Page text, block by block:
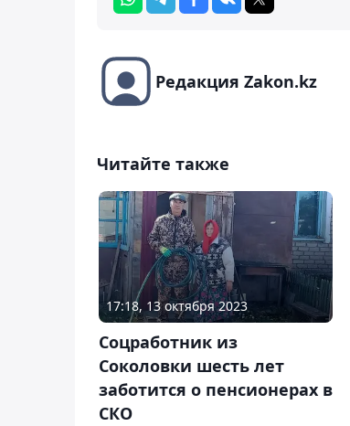
Редакция Zakon.kz
Читайте также
17:18, 13 октября 2023
Соцработник из
Соколовки шесть лет
заботится о пенсионерах в
СКО